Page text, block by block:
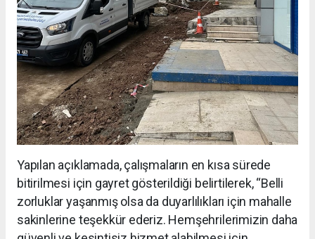
Yapılan açıklamada, çalışmaların en kısa sürede
bitirilmesi için gayret gösterildiği belirtilerek, “Belli
zorluklar yaşanmış olsa da duyarlılıkları için mahalle
sakinlerine teşekkür ederiz. Hemşehrilerimizin daha